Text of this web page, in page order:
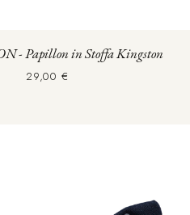
- Papillon in Stoffa Kingston
29,00 €